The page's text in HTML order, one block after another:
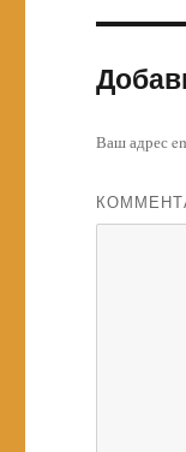
Ваш адрес